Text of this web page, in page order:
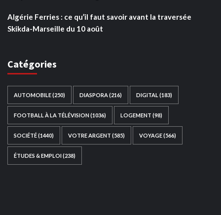
Algérie Ferries : ce qu’il faut savoir avant la traversée
Skikda-Marseille du 10 août
Catégories
AUTOMOBILE(250) DIASPORA (216) DIGITAL (183)
FOOTBALL À LA TÉLÉVISION(1036) LOGEMENT (98)
SOCIÉTÉ(1440) VOTRE ARGENT (585) VOYAGE(566)
ÉTUDES & EMPLOI(238)